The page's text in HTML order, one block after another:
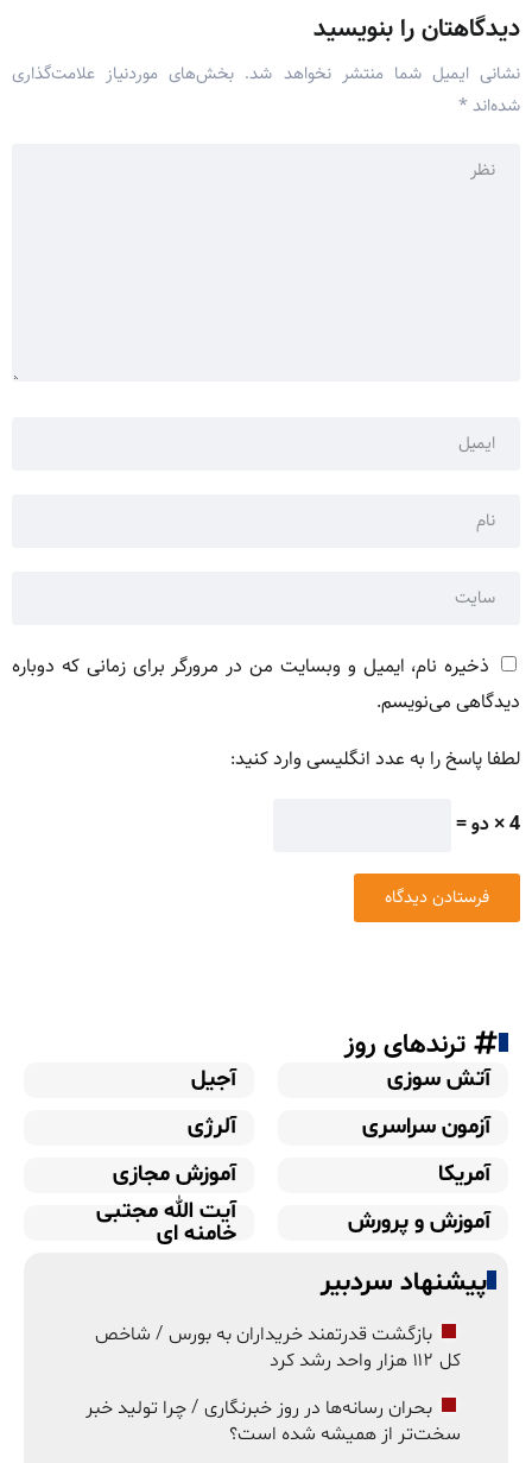
دیدگاهتان را بنویسید
نشانی ایمیل شما منتشر نخواهد شد. بخش‌های موردنیاز علامت‌گذاری
شده‌اند *
ذخیره نام، ایمیل و وبسایت من در مرورگر برای زمانی که دوباره
دیدگاهی می‌نویسم.
لطفا پاسخ را به عدد انگلیسی وارد کنید:
4 × دو =
ترندهای روز
آتش سوزی
آجیل
آزمون سراسری
آلرژی
آمریکا
آموزش مجازی
آموزش و پرورش
آیت الله مجتبی
خامنه ای
پیشنهاد سردبیر
بازگشت قدرتمند خریداران به بورس / شاخص
کل ۱۱۲ هزار واحد رشد کرد
بحران رسانه‌ها در روز خبرنگاری / چرا تولید خبر
سخت‌تر از همیشه شده است؟